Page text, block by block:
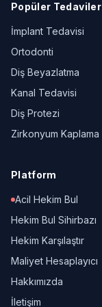
Popüler Tedaviler
İmplant Tedavisi
Ortodonti
Diş Beyazlatma
Kanal Tedavisi
Diş Protezi
Zirkonyum Kaplama
Platform
Acil Hekim Bul
Hekim Bul Sihirbazı
Hekim Karşılaştır
Maliyet Hesaplayıcı
Hakkımızda
İletişim